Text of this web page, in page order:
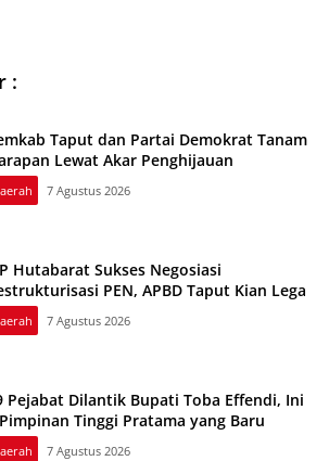
:
Taput dan Partai Demokrat Tanam
Lewat Akar Penghijauan
7 Agustus 2026
Hutabarat Sukses Negosiasi
PEN, APBD Taput Kian Lega
7 Agustus 2026
Pejabat Dilantik Bupati Toba Effendi, Ini
Tinggi Pratama yang Baru
7 Agustus 2026